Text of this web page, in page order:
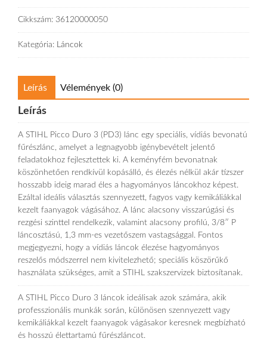
Cikkszám: 36120000050
Kategória: Láncok
Leírás Vélemények (0)
Leírás
A STIHL Picco Duro 3 (PD3) lánc egy speciális, vídiás bevonatú
fűrészlánc, amelyet a legnagyobb igénybevételt jelentő
feladatokhoz fejlesztettek ki. A keményfém bevonatnak
köszönhetően rendkívül kopásálló, és élezés nélkül akár tízszer
hosszabb ideig marad éles a hagyományos láncokhoz képest.
Ezáltal ideális választás szennyezett, fagyos vagy kemikáliákkal
kezelt faanyagok vágásához. A lánc alacsony visszarúgási és
rezgési szinttel rendelkezik, valamint alacsony profilú, 3/8″ P
láncosztású, 1,3 mm-es vezetőszem vastagsággal. Fontos
megjegyezni, hogy a vídiás láncok élezése hagyományos
reszelős módszerrel nem kivitelezhető; speciális köszörűkő
használata szükséges, amit a STIHL szakszervizek biztosítanak.
A STIHL Picco Duro 3 láncok ideálisak azok számára, akik
professzionális munkák során, különösen szennyezett vagy
kemikáliákkal kezelt faanyagok vágásakor keresnek megbízható
és hosszú élettartamú fűrészláncot.